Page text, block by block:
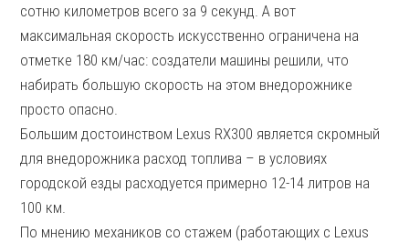
сотню километров всего за 9 секунд. А вот
максимальная скорость искусственно ограничена на
отметке 180 км/час: создатели машины решили, что
набирать большую скорость на этом внедорожнике
просто опасно.
Большим достоинством Lexus RX300 является скромный
для внедорожника расход топлива – в условиях
городской езды расходуется примерно 12-14 литров на
100 км.
По мнению механиков со стажем (работающих с Lexus